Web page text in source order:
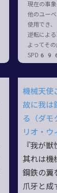
現在の事象
他のユー
使用でき
逆転によ
よってその
機械天使
故に我は
る（ダモ
リオ・ウ
『我が獣
其れは機
鋼鉄の翼
爪牙と成